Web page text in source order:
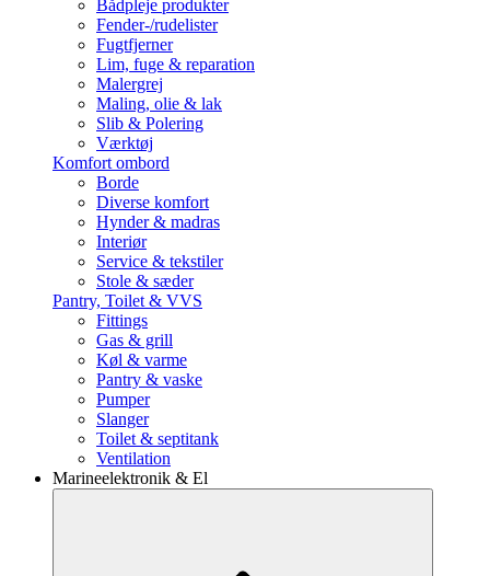
Bådpleje produkter
Fender-/rudelister
Fugtfjerner
Lim, fuge & reparation
Malergrej
Maling, olie & lak
Slib & Polering
Værktøj
Komfort ombord
Borde
Diverse komfort
Hynder & madras
Interiør
Service & tekstiler
Stole & sæder
Pantry, Toilet & VVS
Fittings
Gas & grill
Køl & varme
Pantry & vaske
Pumper
Slanger
Toilet & septitank
Ventilation
Marineelektronik & El